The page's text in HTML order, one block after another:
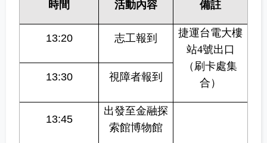
時間 活動內容 備註
13:20 志工報到
捷運台電大樓
站4號出口
（刷卡處集
合）
13:30 視障者報到
13:45
出發至金融探
索館博物館